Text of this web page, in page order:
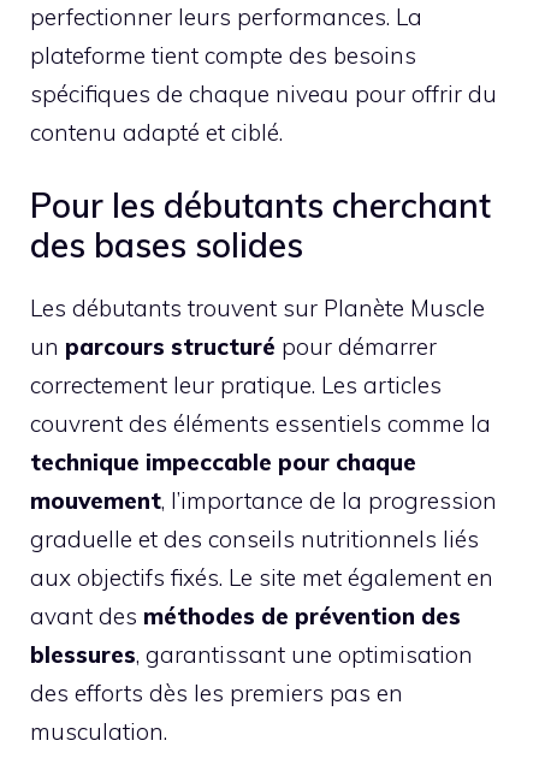
perfectionner leurs performances. La
plateforme tient compte des besoins
spécifiques de chaque niveau pour offrir du
contenu adapté et ciblé.
Pour les débutants cherchant
des bases solides
Les débutants trouvent sur Planète Muscle
un parcours structuré pour démarrer
correctement leur pratique. Les articles
couvrent des éléments essentiels comme la
technique impeccable pour chaque
mouvement, l’importance de la progression
graduelle et des conseils nutritionnels liés
aux objectifs fixés. Le site met également en
avant des méthodes de prévention des
blessures, garantissant une optimisation
des efforts dès les premiers pas en
musculation.